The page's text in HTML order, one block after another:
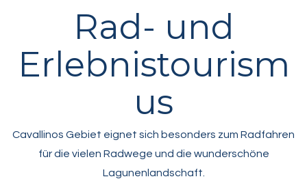
Rad- und
Erlebnistourism
us
Cavallinos Gebiet eignet sich besonders zum Radfahren
für die vielen Radwege und die wunderschöne
Lagunenlandschaft.